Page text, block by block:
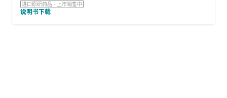
进口原研药品 · 上市销售中
说明书下载